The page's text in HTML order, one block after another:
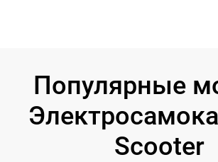
Популярные
Scooter